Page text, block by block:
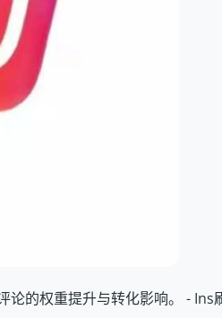
的权重提升与转化影响。 -